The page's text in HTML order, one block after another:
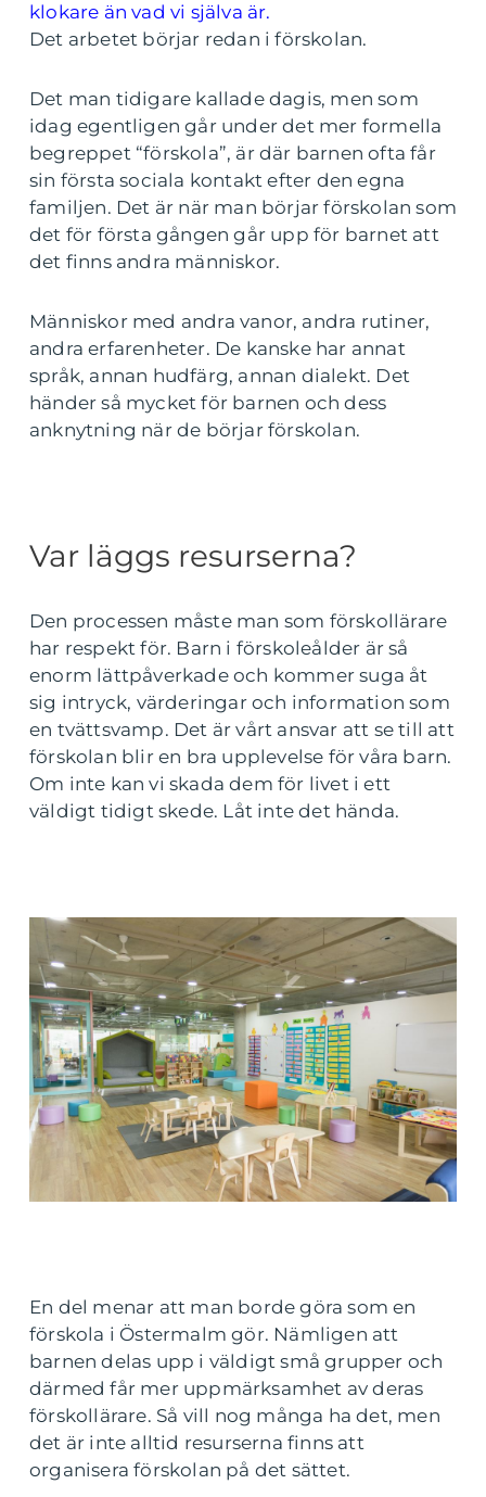
klokare än vad vi själva är.
Det arbetet börjar redan i förskolan.
Det man tidigare kallade dagis, men som
idag egentligen går under det mer formella
begreppet “förskola”, är där barnen ofta får
sin första sociala kontakt efter den egna
familjen. Det är när man börjar förskolan som
det för första gången går upp för barnet att
det finns andra människor.
Människor med andra vanor, andra rutiner,
andra erfarenheter. De kanske har annat
språk, annan hudfärg, annan dialekt. Det
händer så mycket för barnen och dess
anknytning när de börjar förskolan.
Var läggs resurserna?
Den processen måste man som förskollärare
har respekt för. Barn i förskoleålder är så
enorm lättpåverkade och kommer suga åt
sig intryck, värderingar och information som
en tvättsvamp. Det är vårt ansvar att se till att
förskolan blir en bra upplevelse för våra barn.
Om inte kan vi skada dem för livet i ett
väldigt tidigt skede. Låt inte det hända.
En del menar att man borde göra som en
förskola i Östermalm gör. Nämligen att
barnen delas upp i väldigt små grupper och
därmed får mer uppmärksamhet av deras
förskollärare. Så vill nog många ha det, men
det är inte alltid resurserna finns att
organisera förskolan på det sättet.